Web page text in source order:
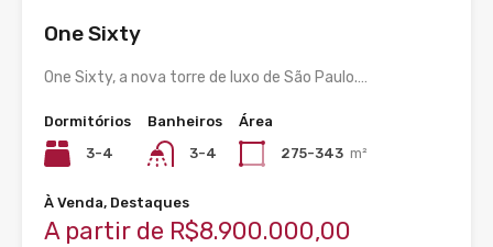
One Sixty
One Sixty, a nova torre de luxo de São Paulo.…
Dormitórios
3-4
Banheiros
3-4
Área
275-343 m²
À Venda, Destaques
A partir de R$8.900.000,00